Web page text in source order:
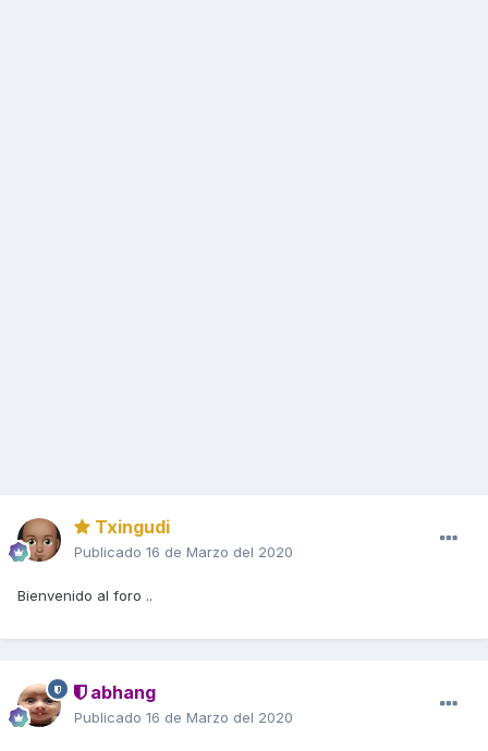
Txingudi
Publicado 16 de Marzo del 2020
Bienvenido al foro ..
abhang
Publicado 16 de Marzo del 2020